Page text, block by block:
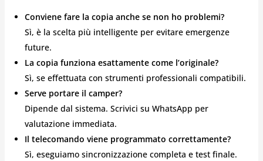
Conviene fare la copia anche se non ho problemi?
Sì, è la scelta più intelligente per evitare emergenze
future.
La copia funziona esattamente come l’originale?
Sì, se effettuata con strumenti professionali compatibili.
Serve portare il camper?
Dipende dal sistema. Scrivici su WhatsApp per
valutazione immediata.
Il telecomando viene programmato correttamente?
Sì, eseguiamo sincronizzazione completa e test finale.